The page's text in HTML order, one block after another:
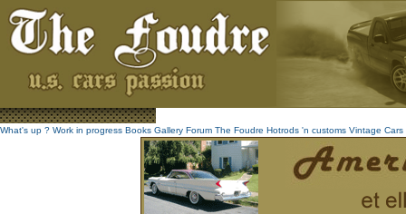
What's up ? Work in progress Books Gallery Forum The Foudre Hotrods 'n customs Vintage Cars